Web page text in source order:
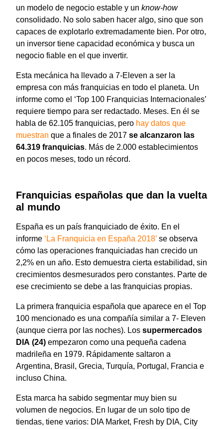
un modelo de negocio estable y un know-how
consolidado. No solo saben hacer algo, sino que son
capaces de explotarlo extremadamente bien. Por otro,
un inversor tiene capacidad económica y busca un
negocio fiable en el que invertir.
Esta mecánica ha llevado a 7-Eleven a ser la
empresa con más franquicias en todo el planeta. Un
informe como el ‘Top 100 Franquicias Internacionales’
requiere tiempo para ser redactado. Meses. En él se
habla de 62.105 franquicias, pero hay datos que
muestran que a finales de 2017 se alcanzaron las
64.319 franquicias. Más de 2.000 establecimientos
en pocos meses, todo un récord.
Franquicias españolas que dan la vuelta
al mundo
España es un país franquiciado de éxito. En el
informe ‘La Franquicia en España 2018’ se observa
cómo las operaciones franquiciadas han crecido un
2,2% en un año. Esto demuestra cierta estabilidad, sin
crecimientos desmesurados pero constantes. Parte de
ese crecimiento se debe a las franquicias propias.
La primera franquicia española que aparece en el Top
100 mencionado es una compañía similar a 7- Eleven
(aunque cierra por las noches). Los supermercados
DIA (24) empezaron como una pequeña cadena
madrileña en 1979. Rápidamente saltaron a
Argentina, Brasil, Grecia, Turquía, Portugal, Francia e
incluso China.
Esta marca ha sabido segmentar muy bien su
volumen de negocios. En lugar de un solo tipo de
tiendas, tiene varios: DIA Market, Fresh by DIA, City